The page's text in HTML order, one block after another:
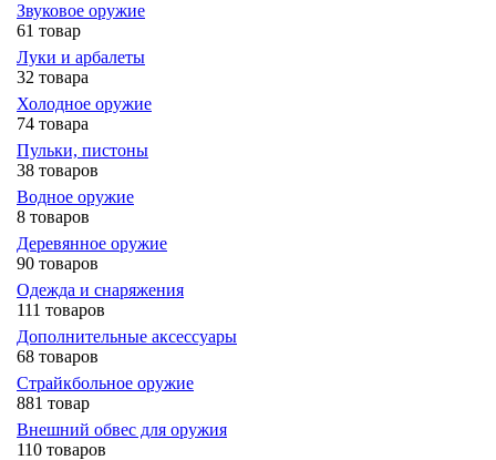
Звуковое оружие
61 товар
Луки и арбалеты
32 товара
Холодное оружие
74 товара
Пульки, пистоны
38 товаров
Водное оружие
8 товаров
Деревянное оружие
90 товаров
Одежда и снаряжения
111 товаров
Дополнительные аксессуары
68 товаров
Страйкбольное оружие
881 товар
Внешний обвес для оружия
110 товаров